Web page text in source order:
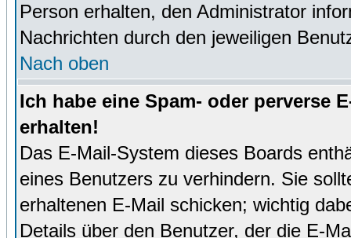
Person erhalten, den Administrator
Nachrichten durch den jeweiligen
Nach oben
Ich habe eine Spam- oder perverse
erhalten!
Das E-Mail-System dieses Boards
eines Benutzers zu verhindern. Sie
erhaltenen E-Mail schicken; wichtig
Details über den Benutzer, der die E-